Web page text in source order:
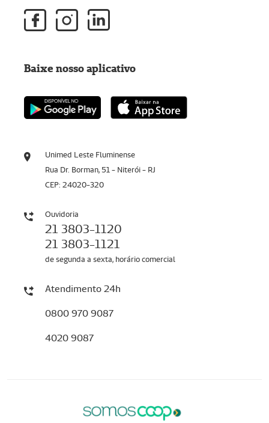
Unimed Leste Fluminense
Rua Dr. Borman, 51 - Niterói - RJ
CEP: 24020-320
Ouvidoria
21 3803-1120
21 3803-1121
de segunda a sexta, horário comercial
Atendimento 24h
0800 970 9087
4020 9087
Baixe nosso aplicativo